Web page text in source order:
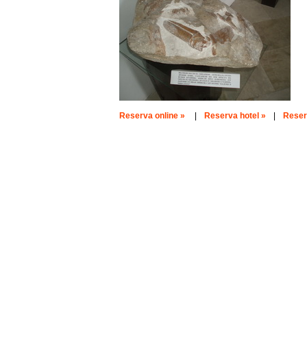
Reserva online » Reserva hotel »